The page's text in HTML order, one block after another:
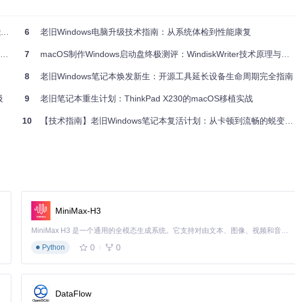
长期支持
推荐指数
5年
★★★★☆
长期 ★★★★☆
行Windows专属软件，建议选择Windows LTSC版；ChromeOS仅推荐给轻度
的能力，是老旧电脑的理想选择：
6 老旧Windows电脑升级技术指南：从系统体检到性能康复
7 macOS制作Windows启动盘终极测评：WindiskWriter技术原理与实战方案
8 老旧Windows笔记本焕发新生：开源工具延长设备生命周期完全指南
9 老旧笔记本重生计划：ThinkPad X230的macOS移植实战
10 【技术指南】老旧Windows笔记本复活计划：从卡顿到流畅的蜕变之路
MiniMax-H3
MiniMax H3 是一个通用的全模态生成系统。它支持对由文本、图像、视频和音频组成的多模态上下文进行统一理解，并能生成分辨率高达 2K、时长可达 15 秒的带原生立体声音频的视频。得益于面向任务泛化的系统设计，H3 在预训练阶段就已具备广泛的多模态上下文理解与生成能力，能够出色地执行复杂的多模态指令。
Python
0 0
DataFlow